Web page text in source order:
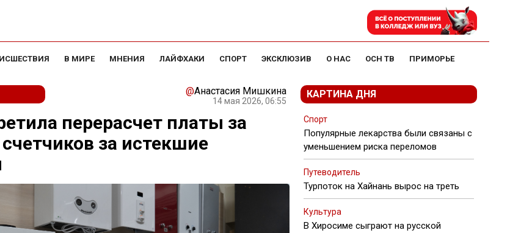
В МИРЕ МНЕНИЯ ЛАЙФХАКИ СПОРТ ЭКСКЛЮЗИВ О НАС ОСН ТВ ПРИМОРЬЕ
@Анастасия Мишкина
14 мая 2026, 06:55
перерасчет платы за
за истекшие
КАРТИНА ДНЯ
Спорт
Популярные лекарства были связаны с
уменьшением риска переломов
Путеводитель
Турпоток на Хайнань вырос на треть
Культура
В Хиросиме сыграют на русской